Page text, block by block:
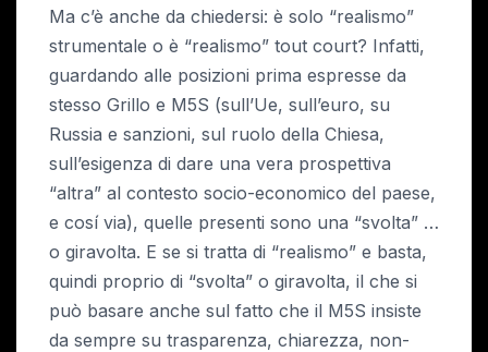
Ma c’è anche da chiedersi: è solo “realismo”
strumentale o è “realismo” tout court? Infatti,
guardando alle posizioni prima espresse da
stesso Grillo e M5S (sull’Ue, sull’euro, su
Russia e sanzioni, sul ruolo della Chiesa,
sull’esigenza di dare una vera prospettiva
“altra” al contesto socio-economico del paese,
e cosí via), quelle presenti sono una “svolta” …
o giravolta. E se si tratta di “realismo” e basta,
quindi proprio di “svolta” o giravolta, il che si
può basare anche sul fatto che il M5S insiste
da sempre su trasparenza, chiarezza, non-